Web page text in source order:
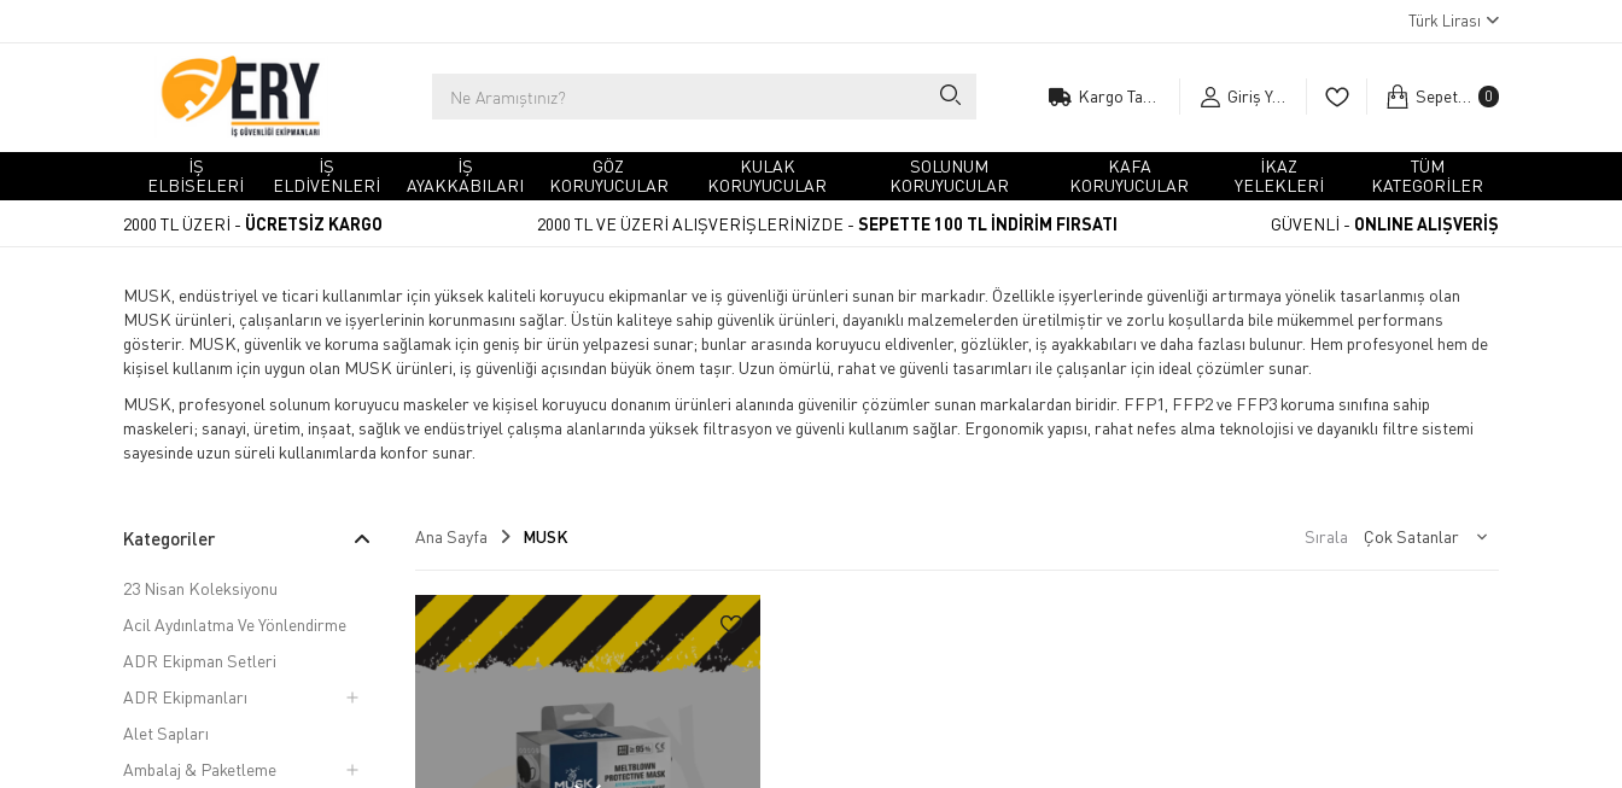
Türk Lirası
Giriş Yap Sepetim 0
İŞ
ELBİSELERİ
İŞ
ELDİVENLERİ
İŞ
AYAKKABILARI
GÖZ
KORUYUCULAR
KULAK
KORUYUCULAR
SOLUNUM
KORUYUCULAR
KAFA
KORUYUCULAR
İKAZ
YELEKLERİ
TÜM
KATEGORİLER
2000 TL ÜZERİ - ÜCRETSİZ KARGO 2000 TL VE ÜZERİ ALIŞVERİŞLERİNİZDE - SEPETTE 100 TL İNDİRİM FIRSATI GÜVENLİ - ONLINE ALIŞVERİŞ
MUSK, endüstriyel ve ticari kullanımlar için yüksek kaliteli koruyucu ekipmanlar ve iş güvenliği ürünleri sunan bir markadır. Özellikle işyerlerinde güvenliği artırmaya yönelik tasarlanmış olan
MUSK ürünleri, çalışanların ve işyerlerinin korunmasını sağlar. Üstün kaliteye sahip güvenlik ürünleri, dayanıklı malzemelerden üretilmiştir ve zorlu koşullarda bile mükemmel performans
gösterir. MUSK, güvenlik ve koruma sağlamak için geniş bir ürün yelpazesi sunar; bunlar arasında koruyucu eldivenler, gözlükler, iş ayakkabıları ve daha fazlası bulunur. Hem profesyonel hem de
kişisel kullanım için uygun olan MUSK ürünleri, iş güvenliği açısından büyük önem taşır. Uzun ömürlü, rahat ve güvenli tasarımları ile çalışanlar için ideal çözümler sunar.
MUSK, profesyonel solunum koruyucu maskeler ve kişisel koruyucu donanım ürünleri alanında güvenilir çözümler sunan markalardan biridir. FFP1, FFP2 ve FFP3 koruma sınıfına sahip
maskeleri; sanayi, üretim, inşaat, sağlık ve endüstriyel çalışma alanlarında yüksek filtrasyon ve güvenli kullanım sağlar. Ergonomik yapısı, rahat nefes alma teknolojisi ve dayanıklı filtre sistemi
sayesinde uzun süreli kullanımlarda konfor sunar.
Kategoriler
23 Nisan Koleksiyonu
Acil Aydınlatma Ve Yönlendirme
ADR Ekipman Setleri
ADR Ekipmanları
Alet Sapları
Ambalaj & Paketleme
Ana Sayfa MUSK Sırala